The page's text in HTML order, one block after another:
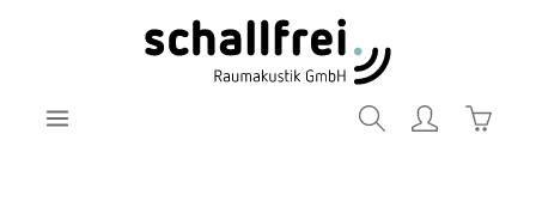
Zum Hauptinhalt springen